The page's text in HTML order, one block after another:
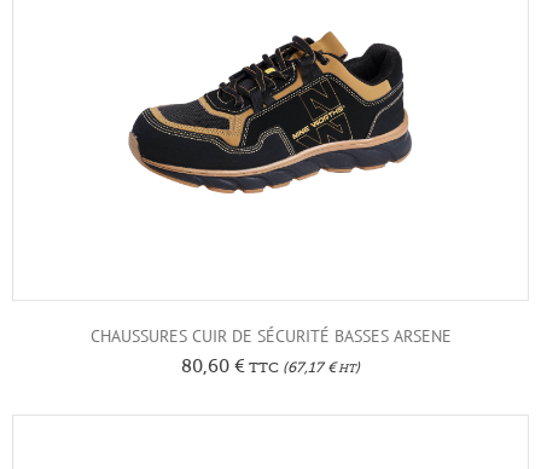
CHAUSSURES CUIR DE SÉCURITÉ BASSES ARSENE
80,60 € TTC (67,17€HT)